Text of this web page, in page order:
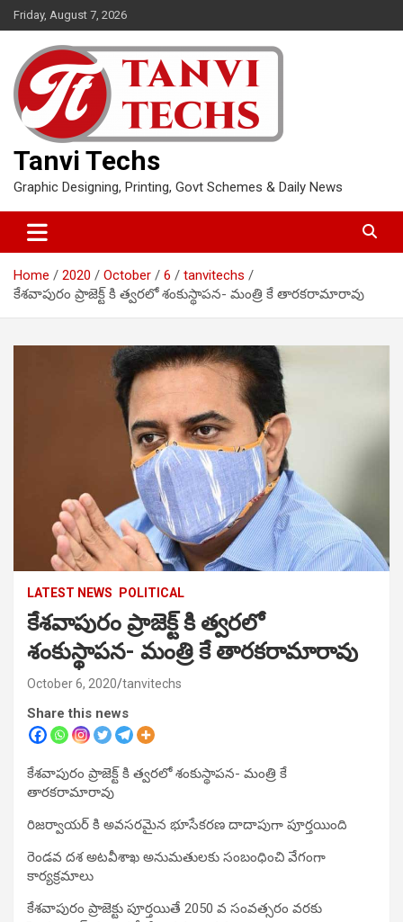
Skip
to
content
Friday, August 7, 2026
Tanvi Techs
Graphic Designing, Printing, Govt Schemes & Daily News
Home 2020 October 6
tanvitechs
కేశవాపురం ప్రాజెక్ట్ కి త్వరలో శంకుస్థాపన- మంత్రి కే తారకరామారావు
LATEST NEWS POLITICAL
కేశవాపురం ప్రాజెక్ట్ కి త్వరలో
శంకుస్థాపన- మంత్రి కే తారకరామారావు
October 6, 2020 tanvitechs
Share this news
కేశవాపురం ప్రాజెక్ట్ కి త్వరలో శంకుస్థాపన- మంత్రి కే
తారకరామారావు
రిజర్వాయర్ కి అవసరమైన భూసేకరణ దాదాపుగా పూర్తయింది
రెండవ దశ అటవీశాఖ అనుమతులకు సంబంధించి వేగంగా
కార్యక్రమాలు
కేశవాపురం ప్రాజెక్టు పూర్తయితే 2050 వ సంవత్సరం వరకు